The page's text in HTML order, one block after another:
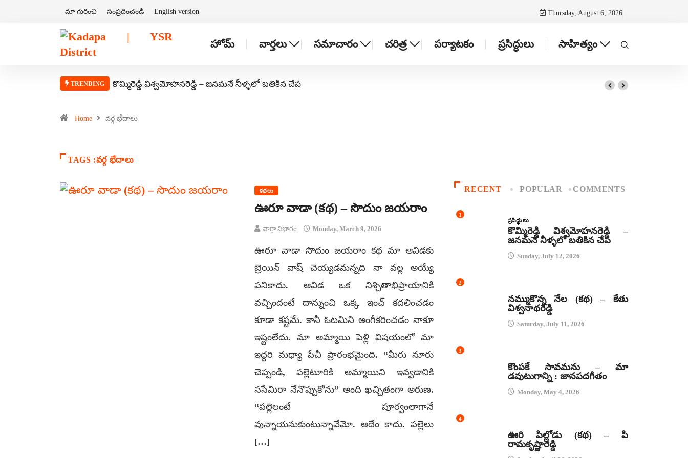
మా గురించి సంప్రదించండి English version Thursday, August 6, 2026
హోమ్ వార్తలు సమాచారం చరిత్ర పర్యాటకం ప్రసిద్ధులు సాహిత్యం
TRENDING కొమ్మిరెడ్డి విశ్వమోహనరెడ్డి – జనమనే నీళ్ళలో బతికిన చేప
Home వర్గ భేదాలు
TAGS :వర్గ భేదాలు
కథలు
ఊరూ వాడా (కథ) – సొదుం జయరాం
వార్తా విభాగం Monday, March 9, 2026
ఊరూ వాడా సొదుం జయరాం కథ మా ఆవిడకు
బ్రెయిన్ వాష్ చెయ్యడమన్నది నా వల్ల అయ్యే
పనికాదు. ఆవిడ ఒక నిశ్చితాభిప్రాయానికి
వచ్చిందంటే దాన్నుంచి ఒక్క ఇంచ్ కదలించడం
కూడా కష్టమే. కానీ ఓటమిని అంగీకరించడం నాకూ
ఇష్టంలేదు. మా అమ్మాయి పెళ్లి విషయంలో మా
ఇద్దరి మధ్యా పేచీ ప్రారంభమైంది. “మీరు నూరు
చెప్పండి, పల్లెటూరికి అమ్మాయిని ఇవ్వడానికి
ససేమిరా నేనొప్పుకోను” అంది ఖచ్చితంగా అరుణ.
“పల్లెలంటే పూర్వంలాగానే
వున్నాయనుకుంటున్నావేమో. అదేం కాదు. పల్లెలు
[…]
RECENT POPULAR COMMENTS
1
ప్రసిద్ధులు
కొమ్మిరెడ్డి విశ్వమోహనరెడ్డి –
జనమనే నీళ్ళలో బతికిన చేప
Sunday, July 12, 2026
2
నమ్ముకొన్న నేల (కథ) – కేతు
విశ్వనాథరెడ్డి
Saturday, July 11, 2026
3
కొంపకే సావమను – మా
డవుటుగాన్ని : జానపదగీతం
Monday, May 4, 2026
4
ఊరి పిల్లోడు (కథ) – పి
రామకృష్ణారెడ్డి